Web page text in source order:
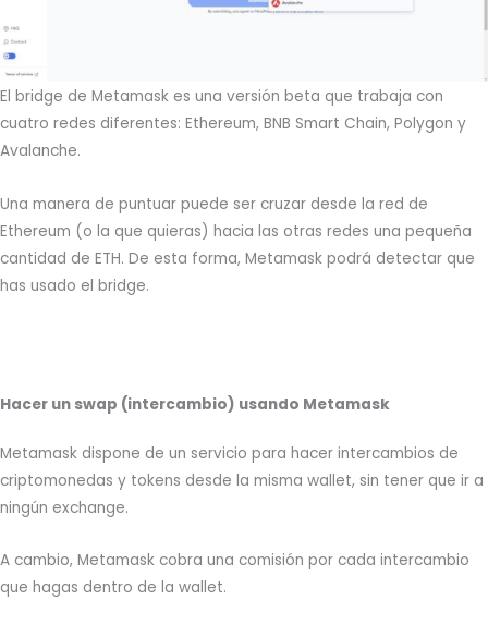
El bridge de Metamask es una versión beta que trabaja con
cuatro redes diferentes: Ethereum, BNB Smart Chain, Polygon y
Avalanche.
Una manera de puntuar puede ser cruzar desde la red de
Ethereum (o la que quieras) hacia las otras redes una pequeña
cantidad de ETH. De esta forma, Metamask podrá detectar que
has usado el bridge.
Hacer un swap (intercambio) usando Metamask
Metamask dispone de un servicio para hacer intercambios de
criptomonedas y tokens desde la misma wallet, sin tener que ir a
ningún exchange.
A cambio, Metamask cobra una comisión por cada intercambio
que hagas dentro de la wallet.